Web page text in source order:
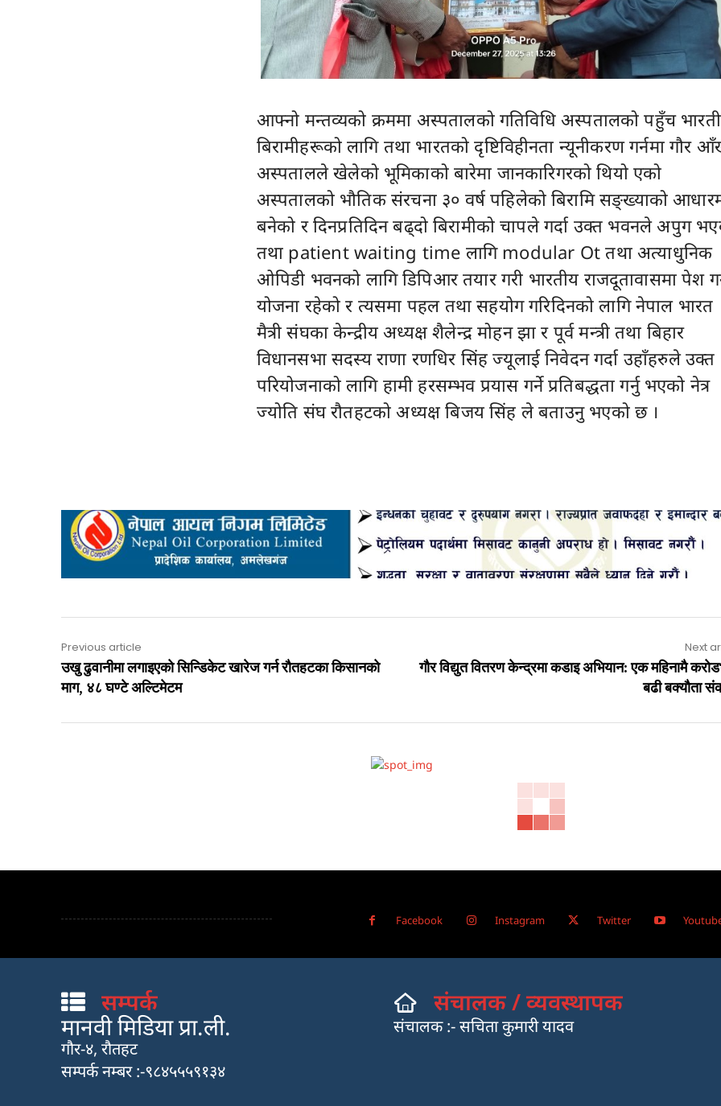
आफ्नो मन्तव्यको क्रममा अस्पतालको गतिविधि अस्पतालको पहुँच
बिरामीहरूको लागि तथा भारतको दृष्टिविहीनता न्यूनीकरण गर्नमा गौर
अस्पतालले खेलेको भूमिकाको बारेमा जानकारिगरको थियो एको
अस्पतालको भौतिक संरचना ३० वर्ष पहिलेको बिरामि सङ्ख्याको
बनेको र दिनप्रतिदिन बढ्दो बिरामीको चापले गर्दा उक्त भवनले अपुग
तथा patient waiting time लागि modular Ot तथा अत्याधुनिक
ओपिडी भवनको लागि डिपिआर तयार गरी भारतीय राजदूतावासमा पेश
योजना रहेको र त्यसमा पहल तथा सहयोग गरिदिनको लागि नेपाल भारत
मैत्री संघका केन्द्रीय अध्यक्ष शैलेन्द्र मोहन झा र पूर्व मन्त्री तथा बिहार
विधानसभा सदस्य राणा रणधिर सिंह ज्यूलाई निवेदन गर्दा उहाँहरुले उक्त
परियोजनाको लागि हामी हरसम्भव प्रयास गर्ने प्रतिबद्धता गर्नु भएको नेत्र
ज्योति संघ रौतहटको अध्यक्ष बिजय सिंह ले बताउनु भएको छ ।
Previous article
उखु ढुवानीमा लगाइएको सिन्डिकेट खारेज गर्न रौतहटका किसानको
माग, ४८ घण्टे अल्टिमेटम
Next
गौर विद्युत वितरण केन्द्रमा कडाइ अभियान: एक महिनामै
बढी बक्यौता
Facebook Instagram Twitter
सम्पर्क
मानवी मिडिया प्रा.ली.
गौर-४, रौतहट
सम्पर्क नम्बर :-९८४५५५९१३४
संचालक / व्यवस्थापक
संचालक :- सचिता कुमारी यादव